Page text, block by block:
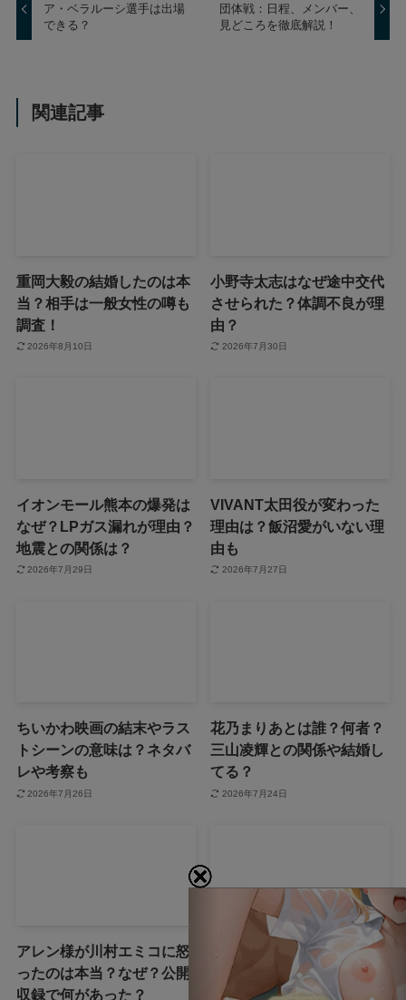
ア・ベラルーシ選手は出場
できる？
団体戦：日程、メンバー、
見どころを徹底解説！
関連記事
重岡大毅の結婚したのは本
当？相手は一般女性の噂も
調査！
2026年8月10日
小野寺太志はなぜ途中交代
させられた？体調不良が理
由？
2026年7月30日
イオンモール熊本の爆発は
なぜ？LPガス漏れが理由？
地震との関係は？
2026年7月29日
VIVANT太田役が変わった
理由は？飯沼愛がいない理
由も
2026年7月27日
ちいかわ映画の結末やラス
トシーンの意味は？ネタバ
レや考察も
2026年7月26日
花乃まりあとは誰？何者？
三山凌輝との関係や結婚し
てる？
2026年7月24日
アレン様が川村エミコに怒
ったのは本当？なぜ？公開
収録で何があった？
ジャンプ33号だけ売り切れ
はなぜ？ワンピースカード
が影響を与えていた？